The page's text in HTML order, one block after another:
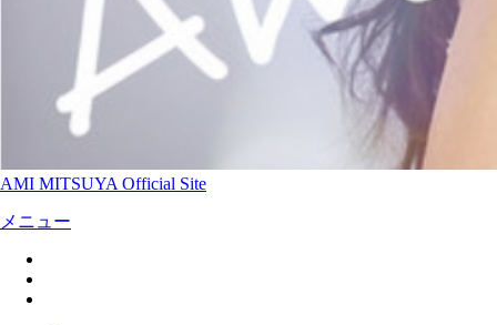
AMI MITSUYA Official Site
メニュー